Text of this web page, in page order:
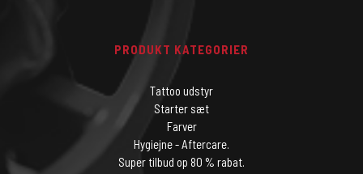
PRODUKT KATEGORIER
Tattoo udstyr
Starter sæt
Farver
Hygiejne - Aftercare.
Super tilbud op 80 % rabat.